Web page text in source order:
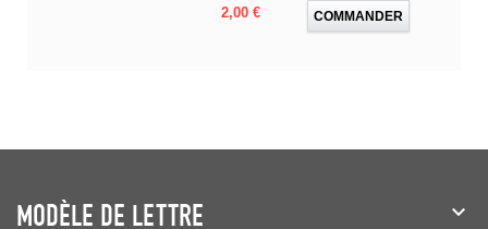
Prix
2,00 € COMMANDER
MODÈLE DE LETTRE